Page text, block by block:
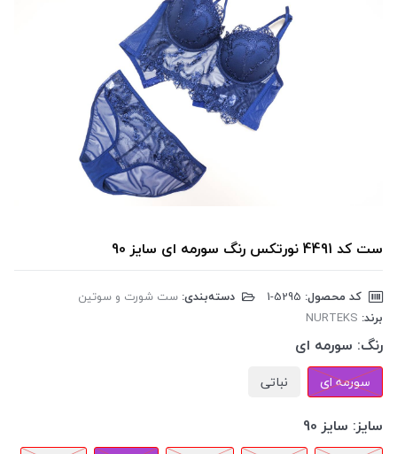
ست کد 4491 نورتکس رنگ سورمه ای سایز 90
کد محصول: دسته‌بندی: ست شورت و سوتین
برند: NURTEKS
رنگ: سورمه ای
سورمه ای نباتی
سایز: سایز 90